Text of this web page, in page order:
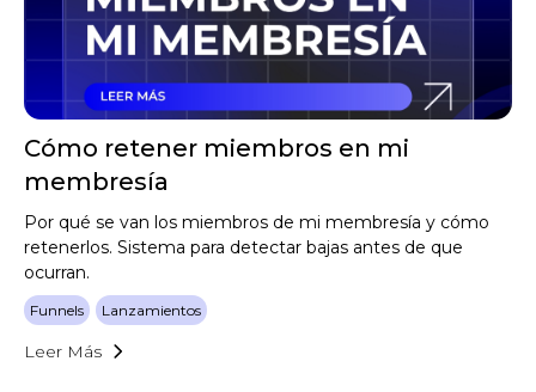
Cómo retener miembros en mi
membresía
Por qué se van los miembros de mi membresía y cómo
retenerlos. Sistema para detectar bajas antes de que
ocurran.
Funnels Lanzamientos
Leer Más